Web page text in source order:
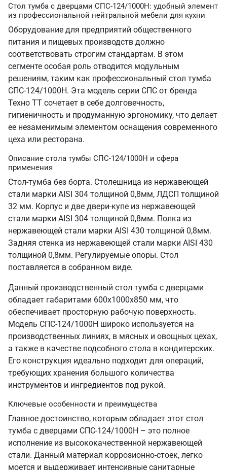
Стол тумба с дверцами СПС-124/1000Н: удобный элемент
из профессиональной нейтральной мебели для кухни
Оборудование для предприятий общественного
питания и пищевых производств должно
соответствовать строгим стандартам. В этом
сегменте особая роль отводится модульным
решениям, таким как профессиональный стол тумба
СПС-124/1000Н. Эта модель серии СПС от бренда
Техно ТТ сочетает в себе долговечность,
гигиеничность и продуманную эргономику, что делает
ее незаменимым элементом оснащения современного
цеха или ресторана.
Описание стола тумбы СПС-124/1000Н и сфера
применения
Стол-тумба без борта. Столешница из нержавеющей
стали марки AISI 304 толщиной 0,8мм, ЛДСП толщиной
32 мм. Корпус и две двери-купе из нержавеющей
стали марки AISI 304 толщиной 0,8мм. Полка из
нержавеющей стали марки AISI 430 толщиной 0,8мм.
Задняя стенка из нержавеющей стали марки AISI 430
толщиной 0,8мм. Регулируемые опоры. Стол
поставляется в собранном виде.
Данный производственный стол тумба с дверцами
обладает габаритами 600х1000х850 мм, что
обеспечивает просторную рабочую поверхность.
Модель СПС-124/1000Н широко используется на
производственных линиях, в мясных и овощных цехах,
а также в качестве подсобного стола в кондитерских.
Его конструкция идеально подходит для операций,
требующих хранения большого количества
инструментов и ингредиентов под рукой.
Ключевые особенности и преимущества
Главное достоинство, которым обладает этот стол
тумба с дверцами СПС-124/1000Н – это полное
исполнение из высококачественной нержавеющей
стали. Данный материал коррозионно-стоек, легко
моется и выдерживает интенсивные санитарные